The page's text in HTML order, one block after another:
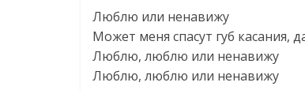
Люблю или ненавижу
Может меня спасут губ касания,
Люблю, люблю или ненавижу
Люблю, люблю или ненавижу